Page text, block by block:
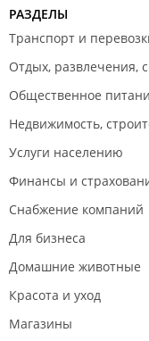
РАЗДЕЛЫ
Транспорт и
Отдых, развлечения,
Общественное
Недвижимость,
Услуги населению
Финансы и
Снабжение компаний
Для бизнеса
Домашние животные
Красота и уход
Магазины